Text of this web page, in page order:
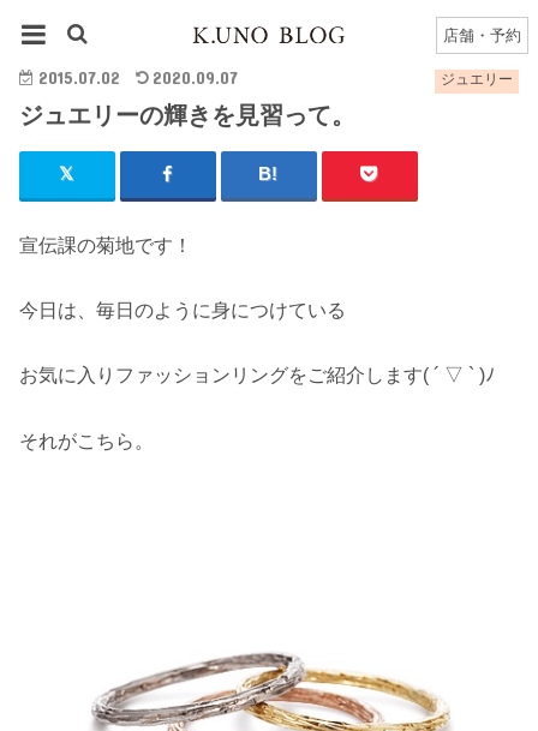
店舗・予約
ジュエリー
2015.07.02 2020.09.07
ジュエリーの輝きを見習って。
宣伝課の菊地です！
今日は、毎日のように身につけている
お気に入りファッションリングをご紹介します( ´ ▽ ` )ﾉ
それがこちら。